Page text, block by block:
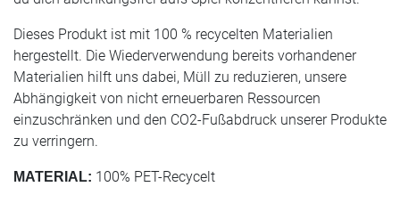
Dieses Produkt ist mit 100 % recycelten Materialien
hergestellt. Die Wiederverwendung bereits vorhandener
Materialien hilft uns dabei, Müll zu reduzieren, unsere
Abhängigkeit von nicht erneuerbaren Ressourcen
einzuschränken und den CO2-Fußabdruck unserer Produkte
zu verringern.
MATERIAL: 100% PET-Recycelt